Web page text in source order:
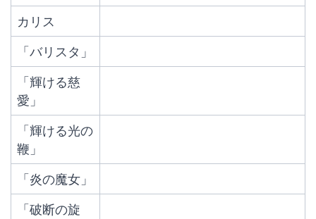
カリス
「バリスタ」
「輝ける慈
愛」
「輝ける光の
鞭」
「炎の魔女」
「破断の旋